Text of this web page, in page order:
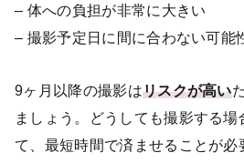
– 体への負担が非常に大きい
– 撮影予定日に間に合わない可能
9ヶ月以降の撮影はリスクが高い
ましょう。どうしても撮影する
て、最短時間で済ませることが必